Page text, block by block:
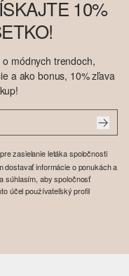
10%
módnych trendoch,
a ako bonus, 10% zľava
zasielanie letáka spoločnosti
dostavať informácie o ponukách a
súhlasím, aby spoločnosť
účel používateľský profil